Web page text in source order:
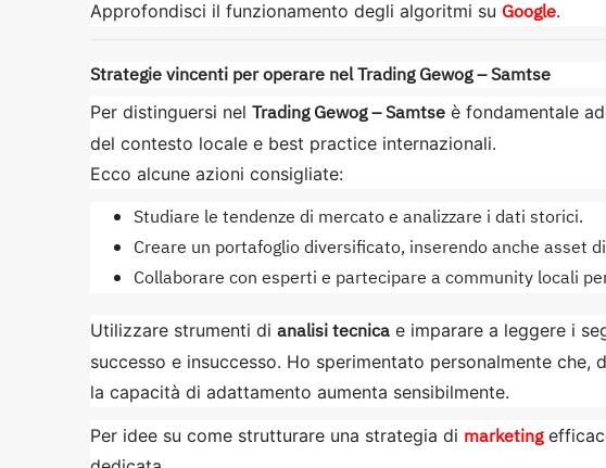
Approfondisci il funzionamento degli algoritmi su Google.
Strategie vincenti per operare nel Trading Gewog – Samtse
Per distinguersi nel Trading Gewog – Samtse è fondamentale
del contesto locale e best practice internazionali.
Ecco alcune azioni consigliate:
Studiare le tendenze di mercato e analizzare i dati storici.
Creare un portafoglio diversificato, inserendo anche asset
Collaborare con esperti e partecipare a community locali
Utilizzare strumenti di analisi tecnica e imparare a leggere i
successo e insuccesso. Ho sperimentato personalmente che,
la capacità di adattamento aumenta sensibilmente.
Per idee su come strutturare una strategia di marketing